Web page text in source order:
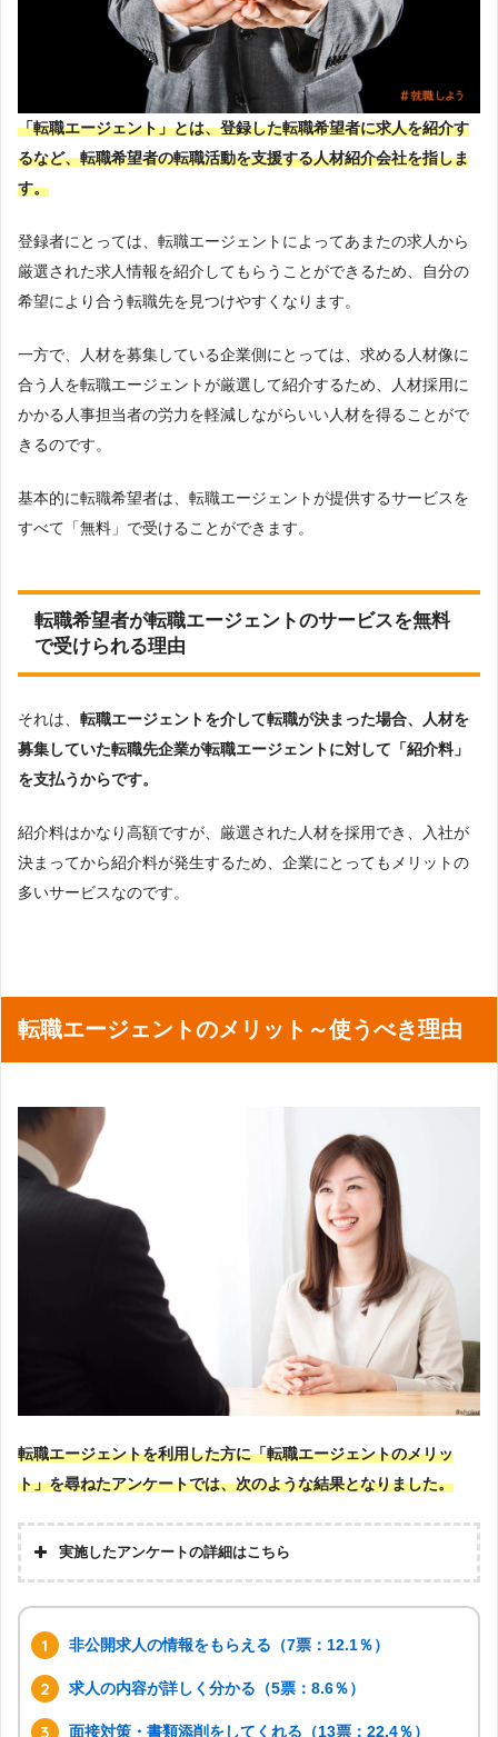
「転職エージェント」とは、登録した転職希望者に求人を紹介す
るなど、転職希望者の転職活動を支援する人材紹介会社を指しま
す。
登録者にとっては、転職エージェントによってあまたの求人から
厳選された求人情報を紹介してもらうことができるため、自分の
希望により合う転職先を見つけやすくなります。
一方で、人材を募集している企業側にとっては、求める人材像に
合う人を転職エージェントが厳選して紹介するため、人材採用に
かかる人事担当者の労力を軽減しながらいい人材を得ることがで
きるのです。
基本的に転職希望者は、転職エージェントが提供するサービスを
すべて「無料」で受けることができます。
転職希望者が転職エージェントのサービスを無料
で受けられる理由
それは、 転職エージェントを介して転職が決まった場合、人材を
募集していた転職先企業が転職エージェントに対して「紹介料」
を支払うからです。
紹介料はかなり高額ですが、厳選された人材を採用でき、入社が
決まってから紹介料が発生するため、企業にとってもメリットの
多いサービスなのです。
転職エージェントのメリット～使うべき理由
転職エージェントを利用した方に「転職エージェントのメリッ
ト」を尋ねたアンケートでは、次のような結果となりました。
実施したアンケートの詳細はこちら
非公開求人の情報をもらえる（7票：12.1％）
求人の内容が詳しく分かる（5票：8.6％）
面接対策・書類添削をしてくれる（13票：22.4％）